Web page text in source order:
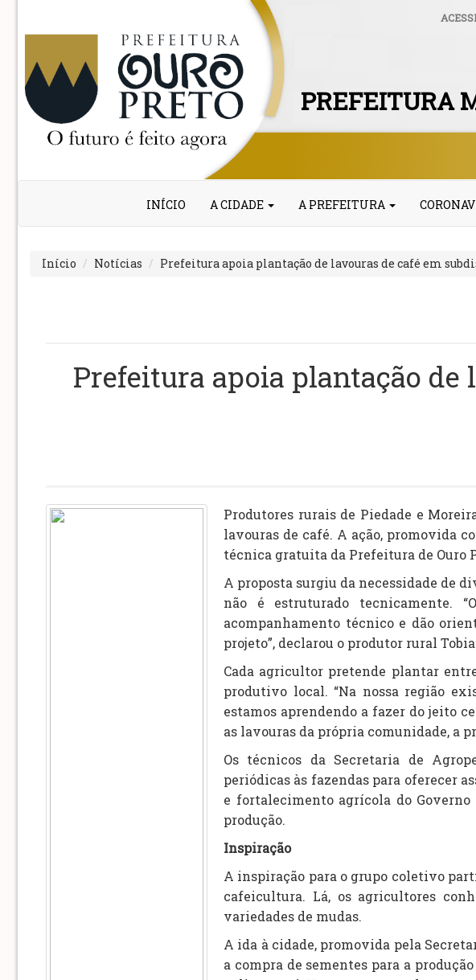
PREFEITURA
INÍCIO A CIDADE A PREFEITURA
Início Notícias Prefeitura apoia plantação de lavouras de café em
Prefeitura apoia plantação
Produtores rurais de Piedade e
lavouras de café. A ação, promovida
técnica gratuita da Prefeitura de Ouro
A proposta surgiu da necessidade de
não é estruturado tecnicamente.
acompanhamento técnico e dão
projeto”, declarou o produtor rural
Cada agricultor pretende plantar
produtivo local. “Na nossa região
estamos aprendendo a fazer do jeito
as lavouras da própria comunidade, a
Os técnicos da Secretaria de
periódicas às fazendas para oferecer
e fortalecimento agrícola do
produção.
Inspiração
A inspiração para o grupo coletivo
cafeicultura. Lá, os agricultores
variedades de mudas.
A ida à cidade, promovida pela
a compra de sementes para a